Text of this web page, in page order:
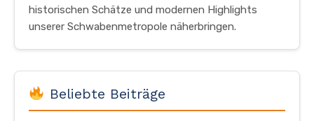
historischen Schätze und modernen Highlights
unserer Schwabenmetropole näherbringen.
Beliebte Beiträge